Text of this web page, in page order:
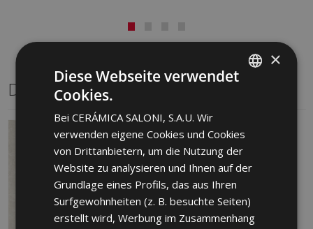
Dasselbe Format
GERMAN
PORTUGUESE
×
Diese Webseite verwendet
Cookies.
Bei CERÁMICA SALONI, S.A.U. Wir
verwenden eigene Cookies und Cookies
von Drittanbietern, um die Nutzung der
Website zu analysieren und Ihnen auf der
Grundlage eines Profils, das aus Ihren
Surfgewohnheiten (z. B. besuchte Seiten)
erstellt wird, Werbung im Zusammenhang